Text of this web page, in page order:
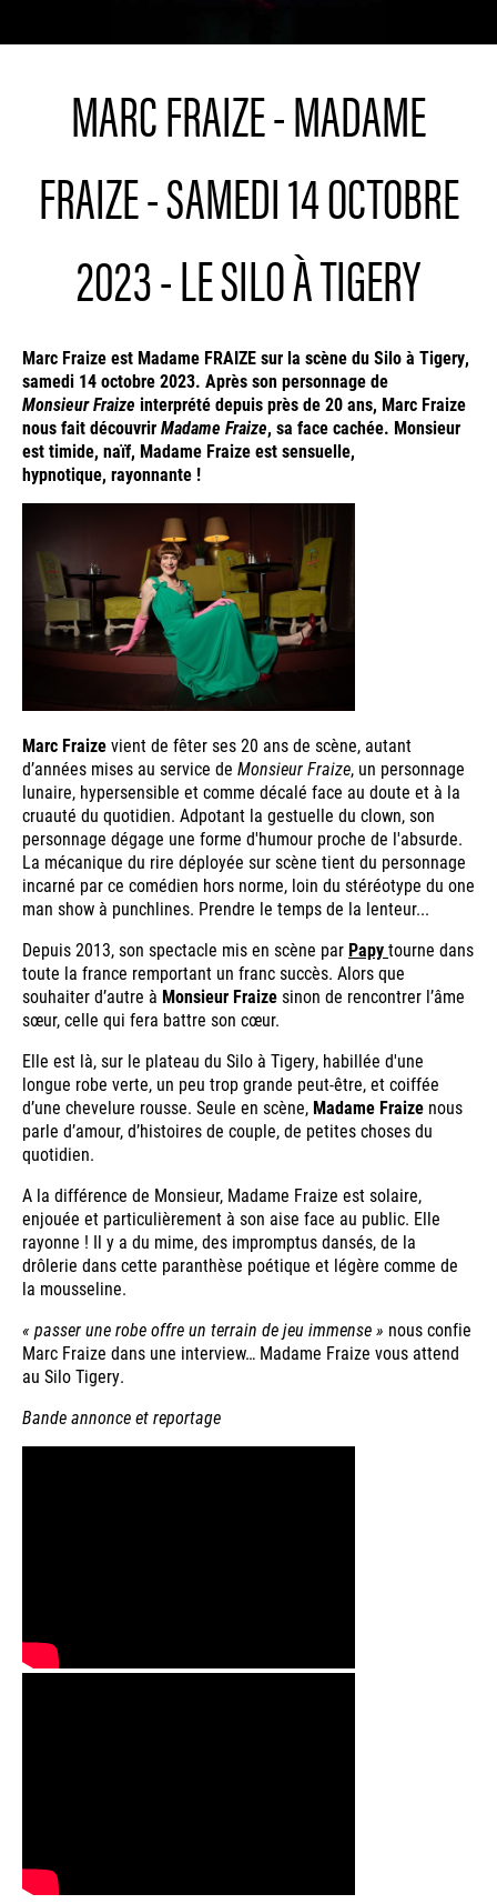
MARC FRAIZE - MADAME
FRAIZE - SAMEDI 14 OCTOBRE
2023 - LE SILO À TIGERY
Marc Fraize est Madame FRAIZE sur la scène du Silo à Tigery,
samedi 14 octobre 2023. Après son personnage de
Monsieur Fraize interprété depuis près de 20 ans, Marc Fraize
nous fait découvrirMadame Fraize, sa face cachée. Monsieur
est timide, naïf, Madame Fraize est sensuelle,
hypnotique, rayonnante !
Marc Fraizevient de fêter ses 20 ans de scène, autant
d’années mises au service de Monsieur Fraize, un personnage
lunaire, hypersensible et comme décalé face au doute et à la
cruauté du quotidien. Adpotant la gestuelle du clown, son
personnage dégage une forme d'humour proche de l'absurde.
La mécanique du rire déployée sur scène tient du personnage
incarné par ce comédien hors norme, loin du stéréotype du one
man show à punchlines. Prendre le temps de la lenteur...
Depuis 2013, son spectacle mis en scène par Papytourne dans
toute la france remportant un franc succès. Alors que
souhaiter d’autre à Monsieur Fraizesinon de rencontrer l’âme
sœur, celle qui fera battre son cœur.
Elle est là, sur le plateau du Silo à Tigery, habillée d'une
longue robe verte, un peu trop grande peut-être, et coiffée
d’une chevelure rousse. Seule en scène, Madame Fraize nous
parle d’amour, d’histoires de couple, de petites choses du
quotidien.
A la différence de Monsieur, Madame Fraize est solaire,
enjouée et particulièrement à son aise face au public. Elle
rayonne ! Il y a du mime, des impromptus dansés, de la
drôlerie dans cette paranthèse poétique et légère comme de
la mousseline.
« passer une robe offre un terrain de jeu immense » nous confie
Marc Fraize dans une interview… Madame Fraize vous attend
au Silo Tigery.
Bande annonce et reportage